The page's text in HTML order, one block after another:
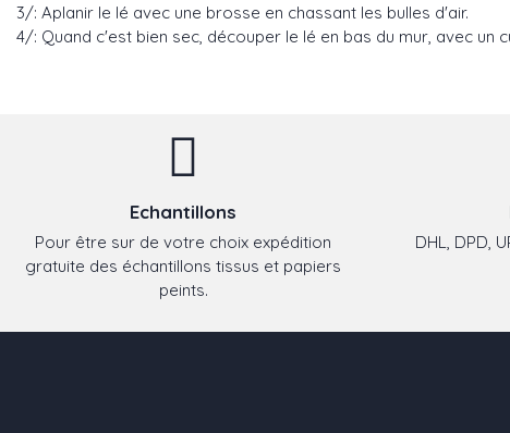
3/: Aplanir le lé avec une brosse en chassant les bulles d'air.
4/: Quand c'est bien sec, découper le lé en bas du mur, avec un
Echantillons
Pour être sur de votre choix expédition
gratuite des échantillons tissus et papiers
peints.
DHL, DPD,